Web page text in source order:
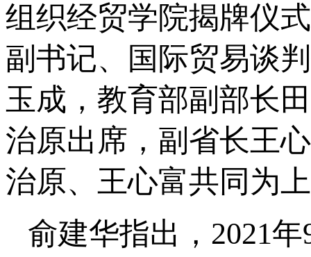
组织经贸学院揭牌仪
副书记、国际贸易谈
玉成，教育部副部长
治原出席，副省长王
治原、王心富共同为
俞建华指出，2021